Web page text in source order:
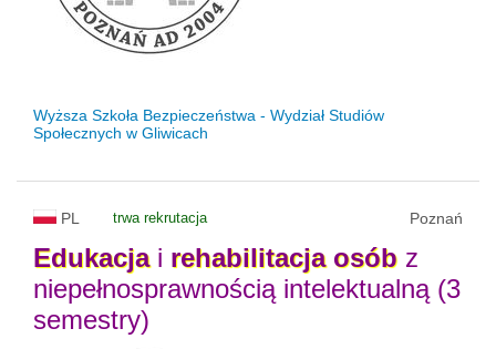
Wyższa Szkoła Bezpieczeństwa - Wydział Studiów
Społecznych w Gliwicach
PL trwa rekrutacja Poznań
Edukacjai rehabilitacja osób z
niepełnosprawnością intelektualną (3
semestry)